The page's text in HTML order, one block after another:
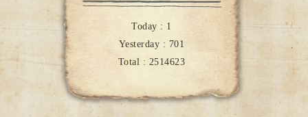
Today : 1
Yesterday : 701
Total : 2514623